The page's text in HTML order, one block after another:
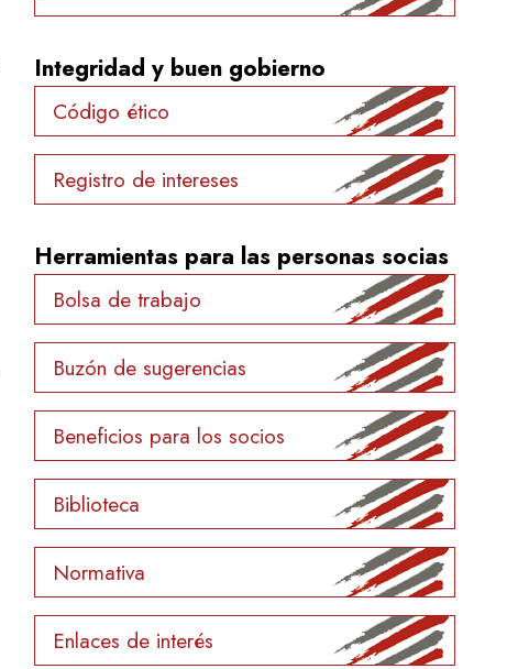
Integridad y buen gobierno
Código ético
Registro de intereses
Herramientas para las personas socias
Bolsa de trabajo
Buzón de sugerencias
Beneficios para los socios
Biblioteca
Normativa
Enlaces de interés